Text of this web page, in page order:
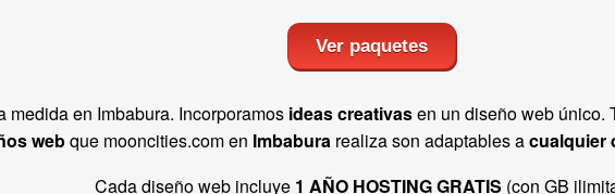
Ver paquetes
en Imbabura. Incorporamos ideas creativasen un diseño web único.
webque mooncities.com en Imbabura realiza son adaptables acualquier
Cada diseño web incluye 1 AÑO HOSTING GRATIS (con GB